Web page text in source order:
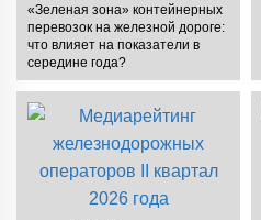
«Зеленая зона» контейнерных
перевозок на железной дороге:
что влияет на показатели в
середине года?